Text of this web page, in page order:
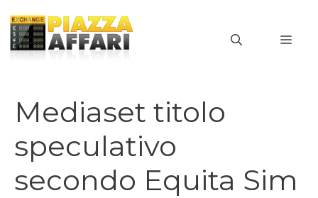
contenuto
Mediaset titolo
speculativo
secondo Equita Sim